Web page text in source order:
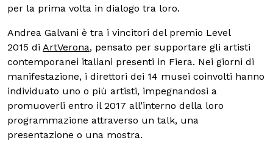
per la prima volta in dialogo tra loro.
Andrea Galvani è tra i vincitori del premio Level
2015 di ArtVerona, pensato per supportare gli artisti
contemporanei italiani presenti in Fiera. Nei giorni di
manifestazione, i direttori dei 14 musei coinvolti hanno
individuato uno o più artisti, impegnandosi a
promuoverli entro il 2017 all’interno della loro
programmazione attraverso un talk, una
presentazione o una mostra.